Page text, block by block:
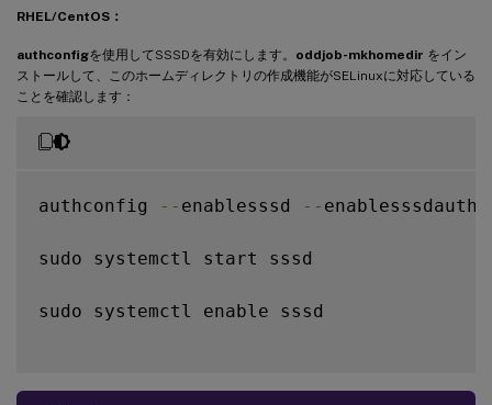
default_shell
fallback_homedir = home
# Uncomment and adjust
RHEL/CentOS：
authconfigを使用してSSSDを有効にします。 oddjob-mkhomedir をイン
ストールして、このホームディレクトリの作成機能がSELinuxに対応している
ことを確認します：
authconfig -- enablesssd -- enablesssdauth
sudo systemctl start sssd
sudo systemctl enable sssd